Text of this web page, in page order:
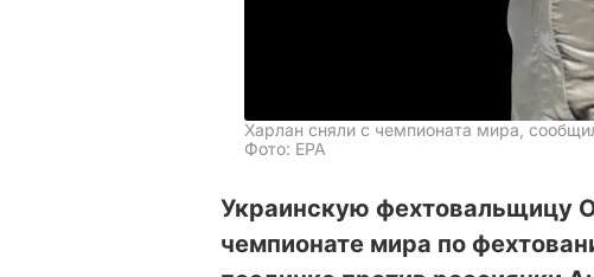
Харлан сняли с чемпионата мира,
Фото: ЕРА
Украинскую фехтовальщицу
чемпионате мира по